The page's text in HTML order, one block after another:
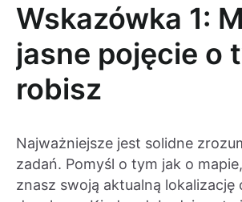
Wskazówka 1:
jasne pojęcie o
robisz
Najważniejsze jest solidne
zadań. Pomyśl o tym jak o
znasz swoją aktualną lokalizację